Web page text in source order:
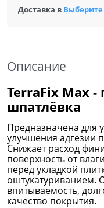
Доставка в Выберите
Описание
TerraFix Max
шпатлёвка
Предназначена для
улучшения адгезии
Снижает расход
поверхность от
передукладкой
оштукатуриванием.
впитываемость,
качество покрытия.